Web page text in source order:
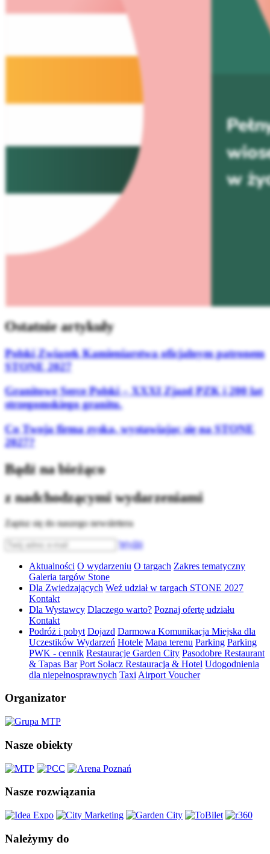
Ostatnie artykuły
Polski Związek Kamieniarstwa oficjalnym patronem
STONE 2027
Granitowe Serce Polski – XXXI Zjazd PZK i 200 lat
strzegomskiego granitu.
Co Twoja firma zyska, wystawiając się na STONE
2027?
Bądź na bieżąco
z nadchodzącymi wydarzeniami
Zapisz się do naszego newslettera
Wyślij
Aktualności O wydarzeniu O targach Zakres tematyczny
Galeria targów Stone
Dla Zwiedzających Weź udział w targach STONE 2027
Kontakt
Dla Wystawcy Dlaczego warto? Poznaj ofertę udziału
Kontakt
Podróż i pobyt Dojazd Darmowa Komunikacja Miejska dla
Uczestików Wydarzeń Hotele Mapa terenu Parking Parking
PWK - cennik Restauracje Garden City Pasodobre Restaurant
& Tapas Bar Port Sołacz Restauracja & Hotel Udogodnienia
dla niepełnosprawnych Taxi Airport Voucher
Organizator
Nasze obiekty
Nasze rozwiązania
Należymy do